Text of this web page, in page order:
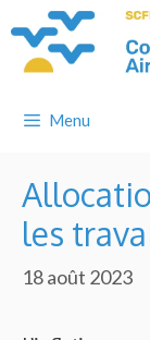
to
content
Menu
les
18 août 2023